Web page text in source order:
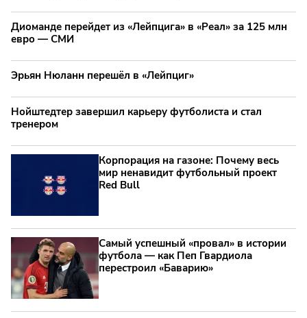
Диоманде перейдет из «Лейпцига» в «Реал» за 125 млн
евро — СМИ
Эрьян Нюланн перешёл в «Лейпциг»
Нойштедтер завершил карьеру футболиста и стал
тренером
Корпорация на газоне: Почему весь
мир ненавидит футбольный проект
Red Bull
Самый успешный «провал» в истории
футбола — как Пеп Гвардиола
перестроил «Баварию»